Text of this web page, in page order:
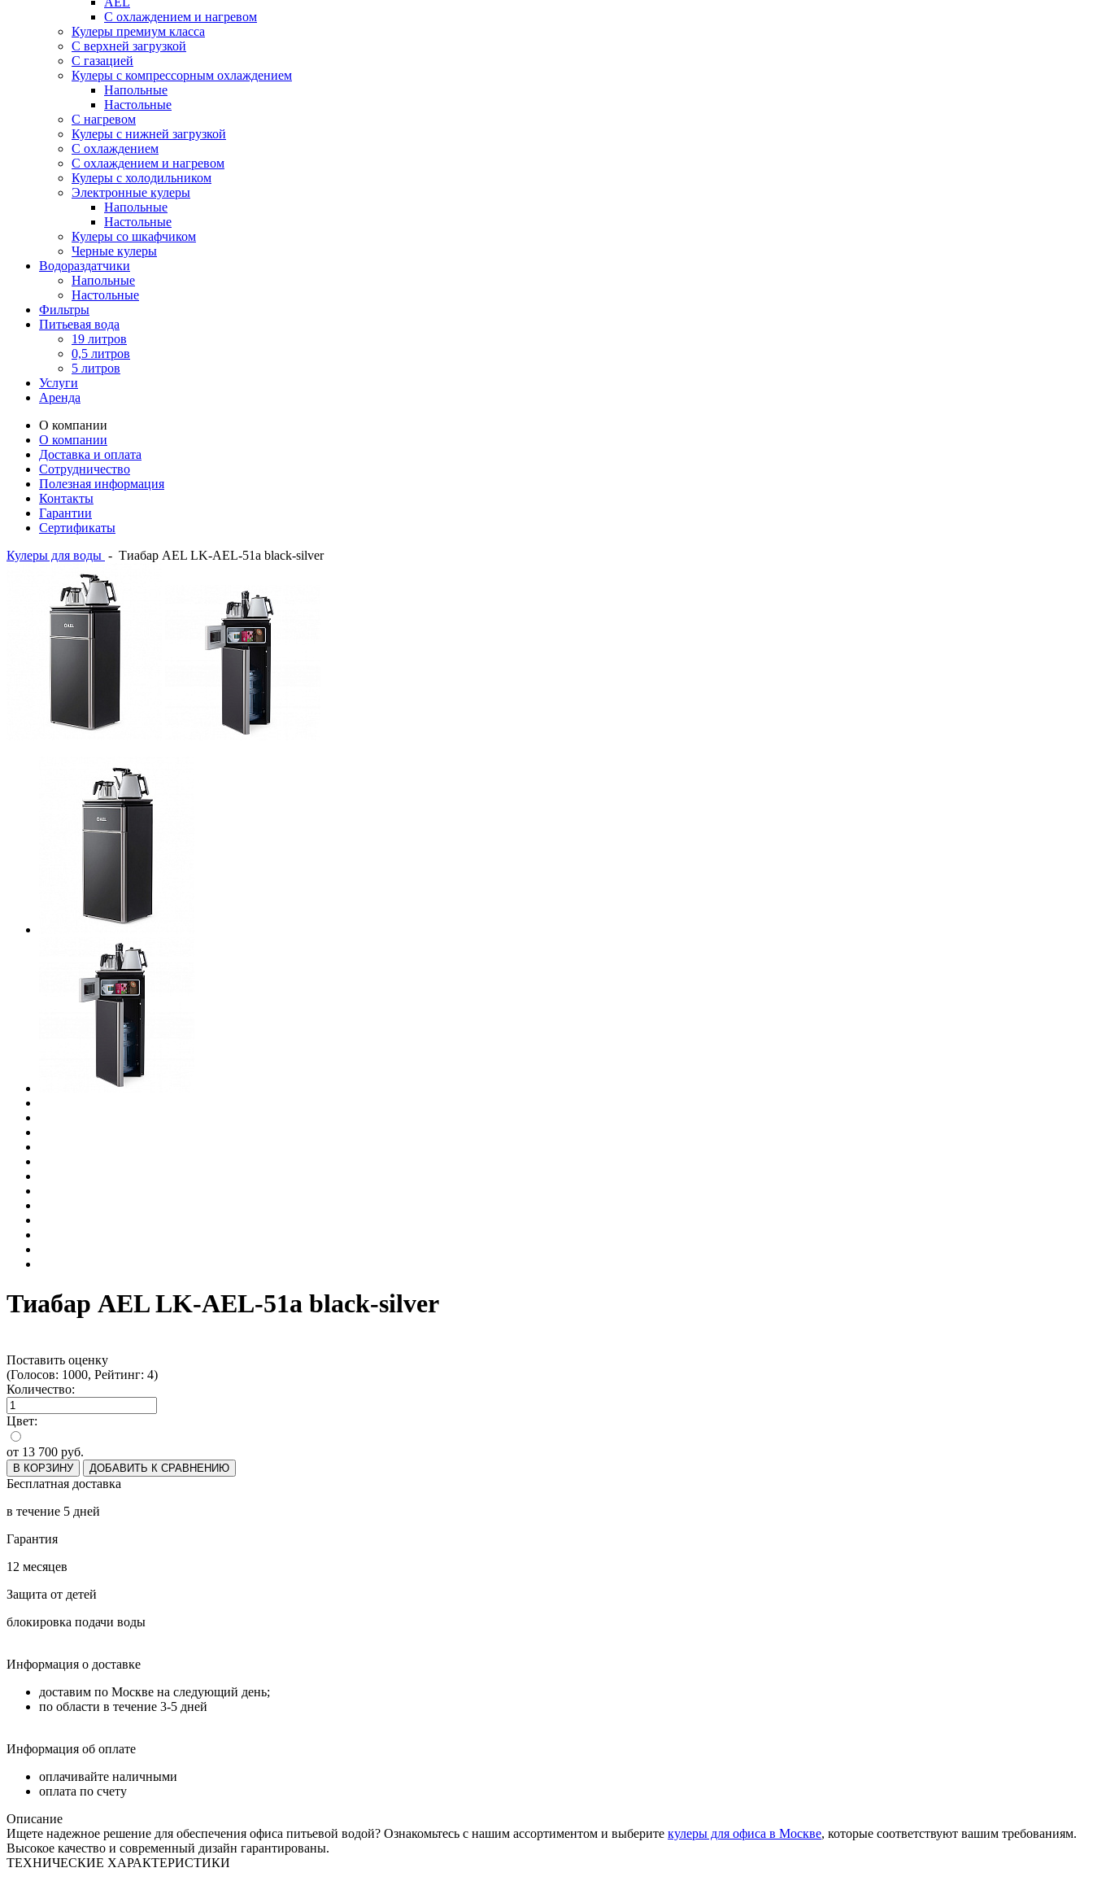
С охлаждением и нагревом
Кулеры премиум класса
С верхней загрузкой
С газацией
Кулеры с компрессорным охлаждением
Напольные
Настольные
С нагревом
Кулеры с нижней загрузкой
С охлаждением
С охлаждением и нагревом
Кулеры с холодильником
Электронные кулеры
Напольные
Настольные
Кулеры со шкафчиком
Черные кулеры
Водораздатчики
Напольные
Настольные
Фильтры
Питьевая вода
19 литров
0,5 литров
5 литров
Услуги
Аренда
О компании
О компании
Доставка и оплата
Сотрудничество
Полезная информация
Контакты
Гарантии
Сертификаты
Кулеры для воды - Тиабар AEL LK-AEL-51a black-silver
Тиабар AEL LK-AEL-51a black-silver
Поставить оценку
(Голосов: 1000, Рейтинг: 4)
Количество:
Цвет:
от 13 700 руб.
В КОРЗИНУ ДОБАВИТЬ К СРАВНЕНИЮ
Бесплатная доставка
в течение 5 дней
Гарантия
12 месяцев
Защита от детей
блокировка подачи воды
Информация о доставке
доставим по Москве на следующий день;
по области в течение 3-5 дней
Информация об оплате
оплачивайте наличными
оплата по счету
Описание
Ищете надежное решение для обеспечения офиса питьевой водой? Ознакомьтесь с нашим ассортиментом и выберите кулеры для офиса в Москве, которые соответствуют вашим требованиям.
Высокое качество и современный дизайн гарантированы.
ТЕХНИЧЕСКИЕ ХАРАКТЕРИСТИКИ